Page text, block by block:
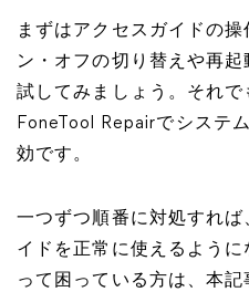
まずはアクセスガイドの
ン・オフの切り替えや再
試してみましょう。それで
FoneTool Repairでシステ
効です。
一つずつ順番に対処すれ
イドを正常に使えるよう
って困っている方は、本